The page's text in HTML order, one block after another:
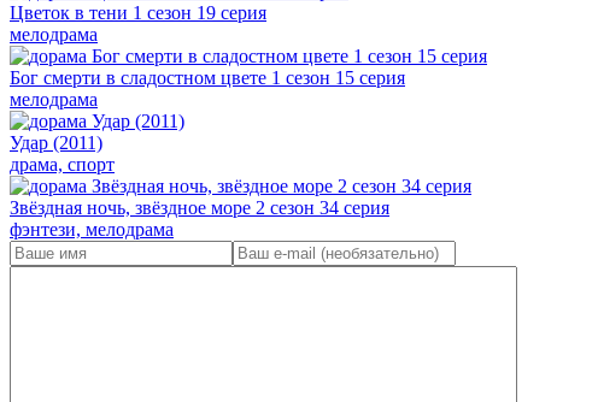
Цветок в тени 1 сезон 19 серия
мелодрама
Бог смерти в сладостном цвете 1 сезон 15 серия
мелодрама
Удар (2011)
драма, спорт
Звёздная ночь, звёздное море 2 сезон 34 серия
фэнтези, мелодрама